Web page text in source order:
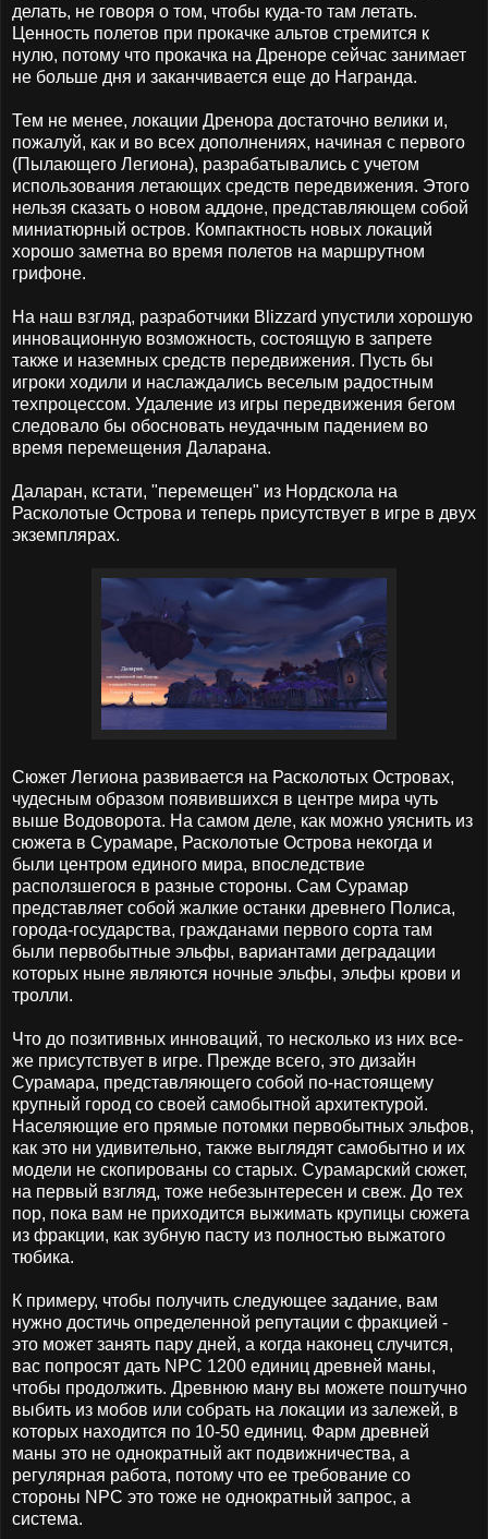
делать, не говоря о том, чтобы куда-то там летать.
Ценность полетов при прокачке альтов стремится к
нулю, потому что прокачка на Дреноре сейчас занимает
не больше дня и заканчивается еще до Награнда.
Тем не менее, локации Дренора достаточно велики и,
пожалуй, как и во всех дополнениях, начиная с первого
(Пылающего Легиона), разрабатывались с учетом
использования летающих средств передвижения. Этого
нельзя сказать о новом аддоне, представляющем собой
миниатюрный остров. Компактность новых локаций
хорошо заметна во время полетов на маршрутном
грифоне.
На наш взгляд, разработчики Blizzard упустили хорошую
инновационную возможность, состоящую в запрете
также и наземных средств передвижения. Пусть бы
игроки ходили и наслаждались веселым радостным
техпроцессом. Удаление из игры передвижения бегом
следовало бы обосновать неудачным падением во
время перемещения Даларана.
Даларан, кстати, "перемещен" из Нордскола на
Расколотые Острова и теперь присутствует в игре в двух
экземплярах.
Сюжет Легиона развивается на Расколотых Островах,
чудесным образом появившихся в центре мира чуть
выше Водоворота. На самом деле, как можно уяснить из
сюжета в Сурамаре, Расколотые Острова некогда и
были центром единого мира, впоследствие
расползшегося в разные стороны. Сам Сурамар
представляет собой жалкие останки древнего Полиса,
города-государства, гражданами первого сорта там
были первобытные эльфы, вариантами деградации
которых ныне являются ночные эльфы, эльфы крови и
тролли.
Что до позитивных инноваций, то несколько из них все-
же присутствует в игре. Прежде всего, это дизайн
Сурамара, представляющего собой по-настоящему
крупный город со своей самобытной архитектурой.
Населяющие его прямые потомки первобытных эльфов,
как это ни удивительно, также выглядят самобытно и их
модели не скопированы со старых. Сурамарский сюжет,
на первый взгляд, тоже небезынтересен и свеж. До тех
пор, пока вам не приходится выжимать крупицы сюжета
из фракции, как зубную пасту из полностью выжатого
тюбика.
К примеру, чтобы получить следующее задание, вам
нужно достичь определенной репутации с фракцией -
это может занять пару дней, а когда наконец случится,
вас попросят дать NPC 1200 единиц древней маны,
чтобы продолжить. Древнюю ману вы можете поштучно
выбить из мобов или собрать на локации из залежей, в
которых находится по 10-50 единиц. Фарм древней
маны это не однократный акт подвижничества, а
регулярная работа, потому что ее требование со
стороны NPC это тоже не однократный запрос, а
система.